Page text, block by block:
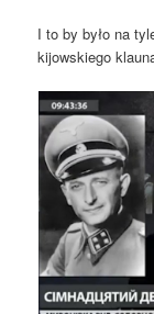
I to by było na
kijowskiego